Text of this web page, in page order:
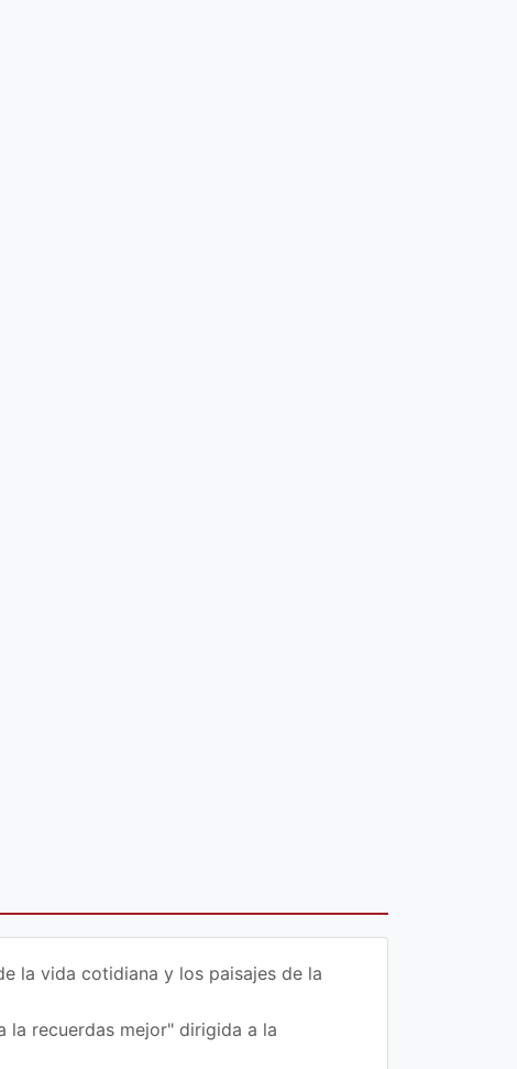
la vida cotidiana y los paisajes de la
la recuerdas mejor" dirigida a la